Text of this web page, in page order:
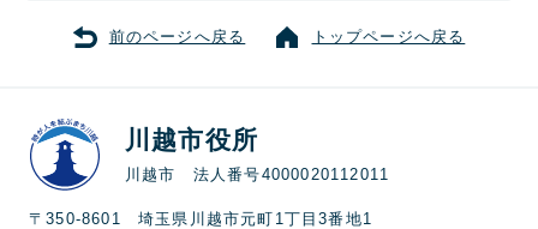
前のページへ戻る トップページへ戻る
川越市役所
川越市 法人番号4000020112011
〒350-8601 埼玉県川越市元町1丁目3番地1